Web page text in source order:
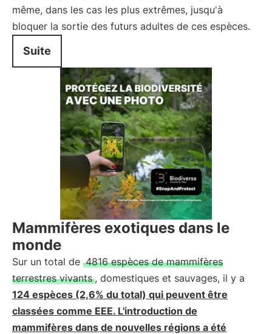
même, dans les cas les plus extrêmes, jusqu'à
bloquer la sortie des futurs adultes de ces espèces.
Suite
Mammifères exotiques dans le
monde
Sur un total de 4816 espèces de mammifères
terrestres vivants , domestiques et sauvages, il y a
124 espèces (2,6% du total) qui peuvent être
classées comme EEE. L'introduction de
mammifères dans de nouvelles régions a été